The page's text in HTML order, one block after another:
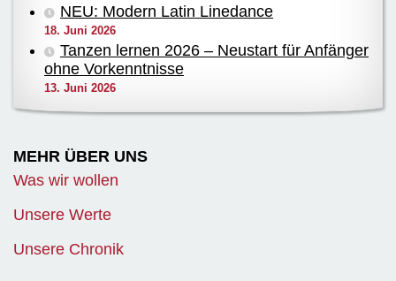
NEU: Modern Latin Linedance
18. Juni 2026
Tanzen lernen 2026 – Neustart für Anfänger
ohne Vorkenntnisse
13. Juni 2026
MEHR ÜBER UNS
Was wir wollen
Unsere Werte
Unsere Chronik